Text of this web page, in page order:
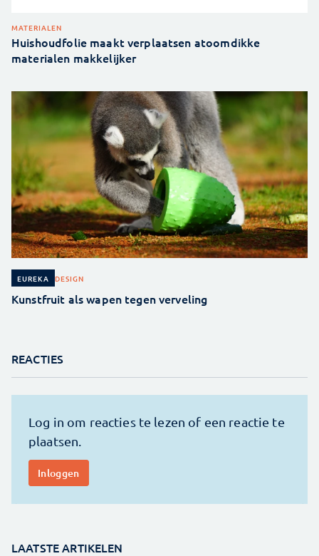
MATERIALEN
Huishoudfolie maakt verplaatsen atoomdikke
materialen makkelijker
EUREKA DESIGN
Kunstfruit als wapen tegen verveling
REACTIES
LAATSTE ARTIKELEN